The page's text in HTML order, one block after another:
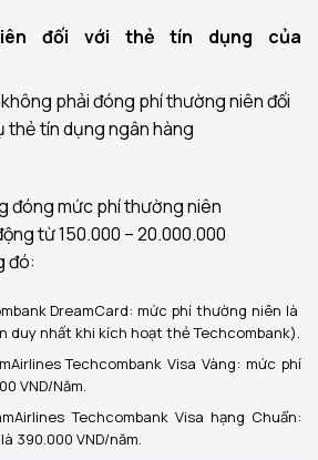
đối với thẻ tín dụng của
không phải đóng phí thường niên đối
thẻ tín dụng ngân hàng
đóng mức phí thường niên
từ 150.000 – 20.000.000
đó:
DreamCard: mức phí thường niên là
duy nhất khi kích hoạt thẻ Techcombank).
Techcombank Visa Vàng: mức phí
VND/Năm.
Techcombank Visa hạng Chuẩn:
390.000 VND/năm.